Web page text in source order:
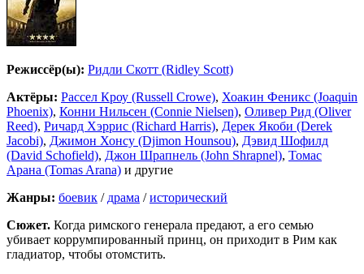
Режиссёр(ы): Ридли Скотт (Ridley Scott)
Актёры: Рассел Кроу (Russell Crowe), Хоакин Феникс (Joaquin
Phoenix), Конни Нильсен (Connie Nielsen), Оливер Рид (Oliver
Reed), Ричард Хэррис (Richard Harris), Дерек Якоби (Derek
Jacobi), Джимон Хонсу (Djimon Hounsou), Дэвид Шофилд
(David Schofield), Джон Шрапнель (John Shrapnel), Томас
Арана (Tomas Arana) и другие
Жанры: боевик / драма /исторический
Сюжет. Когда римского генерала предают, а его семью
убивает коррумпированный принц, он приходит в Рим как
гладиатор, чтобы отомстить.